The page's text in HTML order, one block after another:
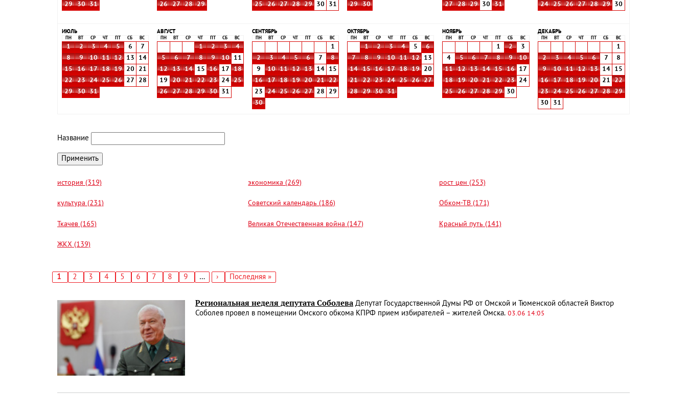
29
30 31
26
27 28 29
25
26 27 28 29 30 31
29
30
27
28 29 30 31
24
25 26 27 28 29 30
ИЮЛЬ
ПН ВТ СР ЧТ СБ ВС
1 2 3 4 5 6
7
8
9 10 11 12 13
14
15
16 17 18 19 20
21
22
23 24 25 26 27
28
29
30 31
АВГУСТ
ПН ВТ СР ЧТ СБ ВС
1 2 3
4
5
6 7 8 9 10
11
12
13 14 15 16 17
18
19
20 21 22 23 24
25
26
27 28 29 30 31
СЕНТЯБРЬ
ПН ВТ СР ЧТ СБ ВС
1
2
3 4 5 6 7
8
9
10 11 12 13 14
15
16
17 18 19 20 21
22
23
24 25 26 27 28
29
30
ОКТЯБРЬ
ПН ВТ СР ЧТ СБ ВС
1 2 3 4 5
6
7
8 9 10 11 12
13
14
15 16 17 18 19
20
21
22 23 24 25 26
27
28
29 30 31
НОЯБРЬ
ПН ВТ СР ЧТ СБ ВС
1 2
3
4
5 6 7 8 9
10
11
12 13 14 15 16
17
18
19 20 21 22 23
24
25
26 27 28 29 30
ДЕКАБРЬ
ПН ВТ СР ЧТ СБ ВС
1
2
3 4 5 6 7
8
9
10 11 12 13 14
15
16
17 18 19 20 21
22
23
24 25 26 27 28
29
30
31
Название
история (319) экономика (269) рост цен (253)
культура (231) Советский календарь (186) Обком-ТВ (171)
Ткачев (165) Великая Отечественная война (147) Красный путь (141)
ЖКХ (139)
Текущая
1 Страница
2 Страница
3 Страница
4 Страница
5 Страница
6 Страница
7 Страница
8 Страница
9 …
Следующая
›
Последняя
Последняя »
Региональная неделя депутата Соболева Депутат Государственной Думы РФ от Омской и Тюменской областей Виктор
Соболев провел в помещении Омского обкома КПРФ прием избирателей – жителей Омска. 03.06 14:05